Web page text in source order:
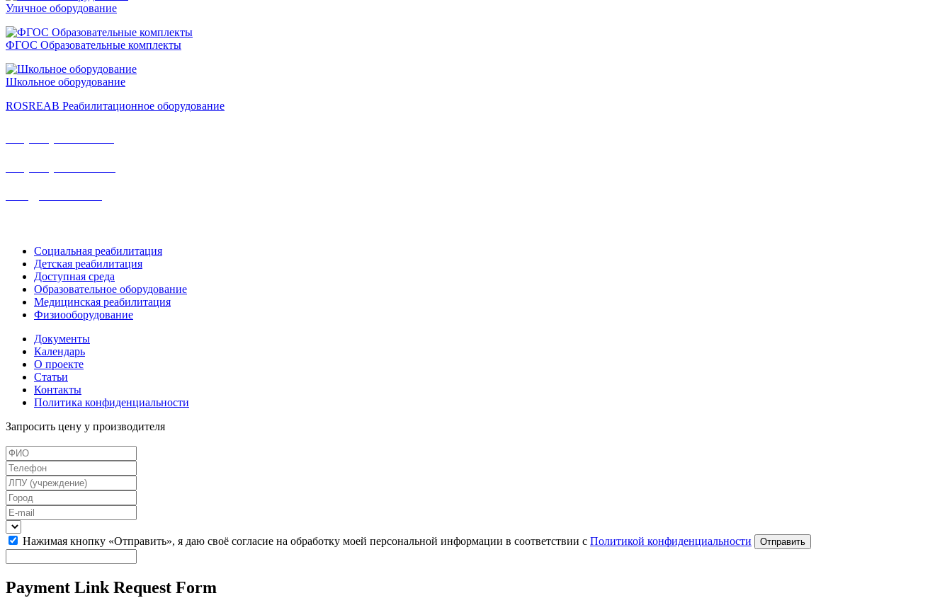
Уличное оборудование
ФГОС Образовательные комплекты
Школьное оборудование
ROSREAB Реабилитационное оборудование
Социальная реабилитация
Детская реабилитация
Доступная среда
Образовательное оборудование
Медицинская реабилитация
Физиооборудование
Документы
Календарь
О проекте
Статьи
Контакты
Политика конфиденциальности
Запросить цену у производителя
Нажимая кнопку «Отправить», я даю своё согласие на обработку моей персональной информации в соответствии с Политикой конфиденциальности Отправить
Payment Link Request Form